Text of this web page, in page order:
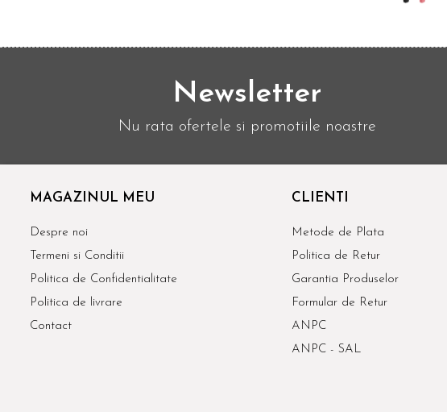
Newsletter
Nu rata ofertele si promotiile noastre
MAGAZINUL MEU
Despre noi
Termeni si Conditii
Politica de Confidentialitate
Politica de livrare
Contact
CLIENTI
Metode de Plata
Politica de Retur
Garantia Produselor
Formular de Retur
ANPC
ANPC - SAL